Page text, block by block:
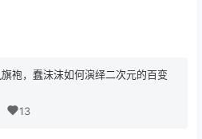
袍，蠢沫沫如何演绎二次元的百变
13